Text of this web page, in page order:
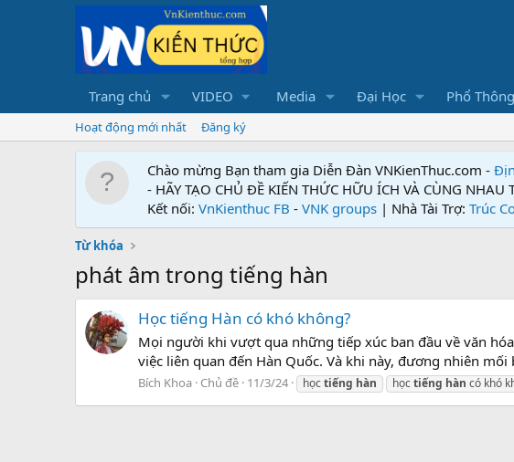
Trang chủ VIDEO Media Đại Học Phổ Thông
Hoạt động mới nhất Đăng ký
Chào mừng Bạn tham gia Diễn Đàn VNKienThuc.com -
- HÃY TẠO CHỦ ĐỀ KIẾN THỨC HỮU ÍCH VÀ CÙNG NHAU
Kết nối: VnKienthuc FB - VNK groups | Nhà Tài Trợ: Trúc
Từ khóa
phát âm trong tiếng hàn
Học tiếng Hàn có khó không?
Mọi người khi vượt qua những tiếp xúc ban đầu về văn
việc liên quan đến Hàn Quốc. Và khi này, đương nhiên
Bích Khoa Chủ đề 11/3/24 họctiếng hàn họctiếng hàn có khó